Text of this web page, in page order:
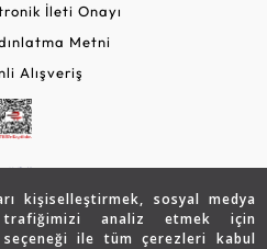
kişiselleştirmek, sosyal medya
analiz etmek için
seçeneği ile tüm çerezleri kabul
İleti Onayı
Metni
Alışveriş